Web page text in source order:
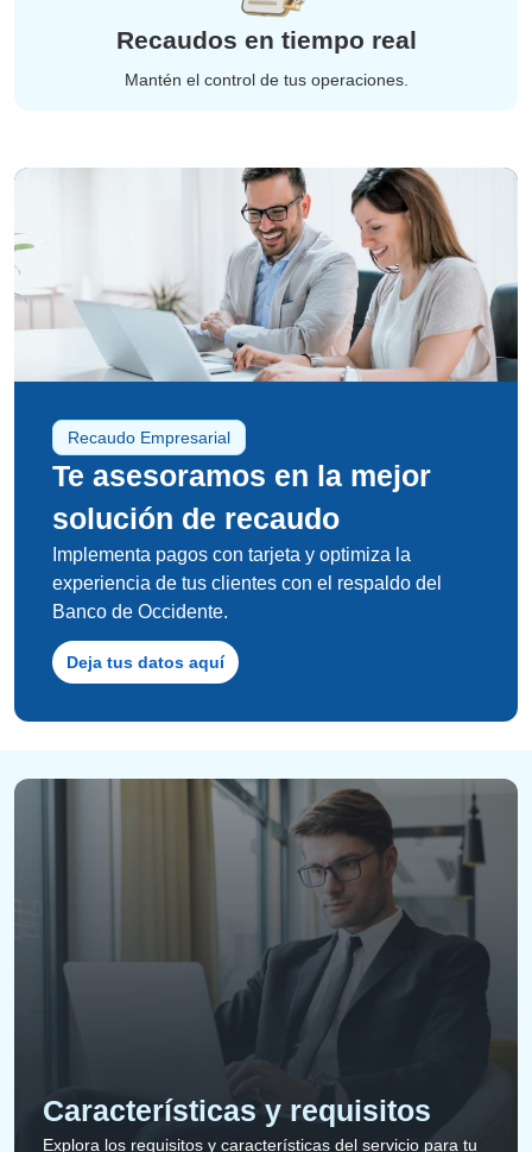
Recaudos en tiempo real
Mantén el control de tus operaciones.
Recaudo Empresarial
Te asesoramos en la mejor
solución de recaudo
Implementa pagos con tarjeta y optimiza la
experiencia de tus clientes con el respaldo del
Banco de Occidente.
Deja tus datos aquí
Características y requisitos
Explora los requisitos y características del servicio para tu